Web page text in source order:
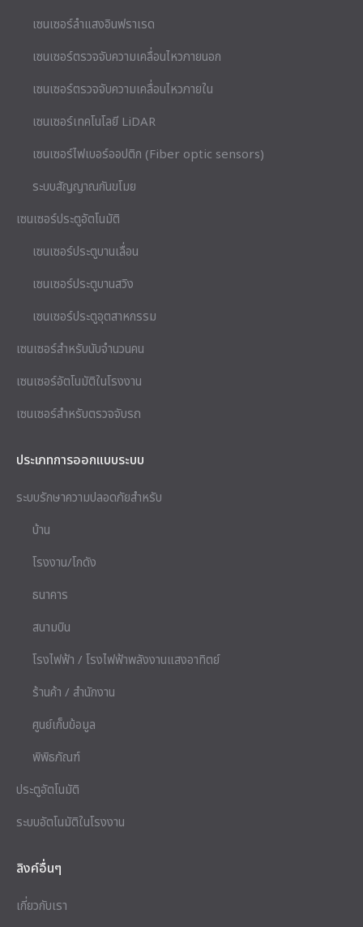
เซนเซอร์ลำแสงอินฟราเรด
เซนเซอร์ตรวจจับความเคลื่อนไหวภายนอก
เซนเซอร์ตรวจจับความเคลื่อนไหวภายใน
เซนเซอร์เทคโนโลยี LiDAR
เซนเซอร์ไฟเบอร์ออปติก (Fiber optic sensors)
ระบบสัญญาณกันขโมย
เซนเซอร์ประตูอัตโนมัติ
เซนเซอร์ประตูบานเลื่อน
เซนเซอร์ประตูบานสวิง
เซนเซอร์ประตูอุตสาหกรรม
เซนเซอร์สำหรับนับจำนวนคน
เซนเซอร์อัตโนมัติในโรงงาน
เซนเซอร์สำหรับตรวจจับรถ
ประเภทการออกแบบระบบ
ระบบรักษาความปลอดภัยสำหรับ
บ้าน
โรงงาน/โกดัง
ธนาคาร
สนามบิน
โรงไฟฟ้า / โรงไฟฟ้าพลังงานแสงอาทิตย์
ร้านค้า / สำนักงาน
ศูนย์เก็บข้อมูล
พิพิธภัณฑ์
ประตูอัตโนมัติ
ระบบอัตโนมัติในโรงงาน
ลิงค์อื่นๆ
เกี่ยวกับเรา